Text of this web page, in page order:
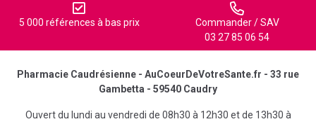
5 000 références à bas prix
Commander / SAV
03 27 85 06 54
Pharmacie Caudrésienne - AuCoeurDeVotreSante.fr - 33 rue
Gambetta - 59540 Caudry
Ouvert du lundi au vendredi de 08h30 à 12h30 et de 13h30 à